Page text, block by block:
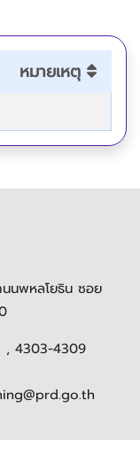
หมายเหตุ
นพหลโยธิน ซอย
, 4303-4309